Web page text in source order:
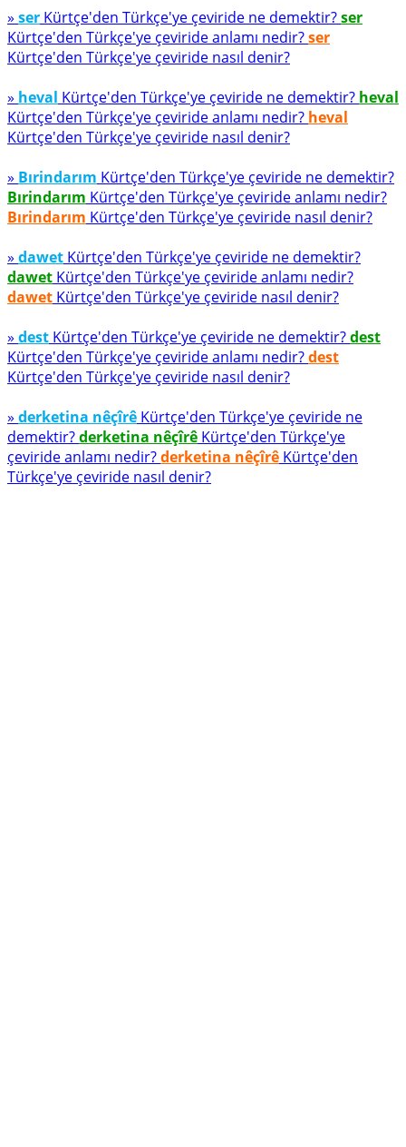
» ser Kürtçe'den Türkçe'ye çeviride ne demektir?ser
Kürtçe'den Türkçe'ye çeviride anlamı nedir?ser
Kürtçe'den Türkçe'ye çeviride nasıl denir?
» heval Kürtçe'den Türkçe'ye çeviride ne demektir? heval
Kürtçe'den Türkçe'ye çeviride anlamı nedir? heval
Kürtçe'den Türkçe'ye çeviride nasıl denir?
» Bırindarım Kürtçe'den Türkçe'ye çeviride ne demektir?
Bırindarım Kürtçe'den Türkçe'ye çeviride anlamı nedir?
Bırindarım Kürtçe'den Türkçe'ye çeviride nasıl denir?
» dawet Kürtçe'den Türkçe'ye çeviride ne demektir?
dawet Kürtçe'den Türkçe'ye çeviride anlamı nedir?
dawet Kürtçe'den Türkçe'ye çeviride nasıl denir?
» dest Kürtçe'den Türkçe'ye çeviride ne demektir?dest
Kürtçe'den Türkçe'ye çeviride anlamı nedir?dest
Kürtçe'den Türkçe'ye çeviride nasıl denir?
» derketina nêçîrê Kürtçe'den Türkçe'ye çeviride ne
demektir?derketina nêçîrê Kürtçe'den Türkçe'ye
çeviride anlamı nedir?derketina nêçîrê Kürtçe'den
Türkçe'ye çeviride nasıl denir?